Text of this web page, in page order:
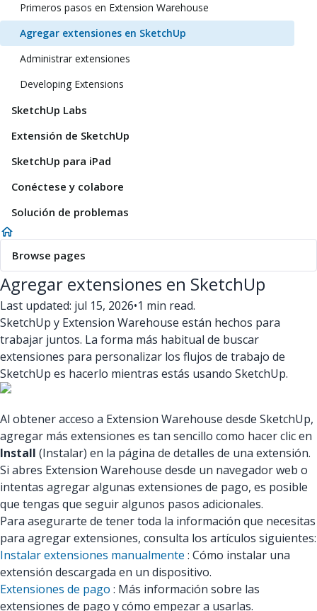
Primeros pasos en Extension Warehouse
Agregar extensiones en SketchUp
Administrar extensiones
Developing Extensions
SketchUp Labs
Extensión de SketchUp
SketchUp para iPad
Conéctese y colabore
Solución de problemas
Browse pages
Agregar extensiones en SketchUp
Last updated: jul 15, 2026•1 min read.
SketchUp y Extension Warehouse están hechos para
trabajar juntos. La forma más habitual de buscar
extensiones para personalizar los flujos de trabajo de
SketchUp es hacerlo mientras estás usando SketchUp.
Al obtener acceso a Extension Warehouse desde SketchUp,
agregar más extensiones es tan sencillo como hacer clic en
Install (Instalar) en la página de detalles de una extensión.
Si abres Extension Warehouse desde un navegador web o
intentas agregar algunas extensiones de pago, es posible
que tengas que seguir algunos pasos adicionales.
Para asegurarte de tener toda la información que necesitas
para agregar extensiones, consulta los artículos siguientes:
Instalar extensiones manualmente : Cómo instalar una
extensión descargada en un dispositivo.
Extensiones de pago : Más información sobre las
extensiones de pago y cómo empezar a usarlas.